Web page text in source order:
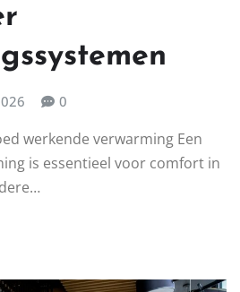
0
werkende verwarming Een
is essentieel voor comfort in